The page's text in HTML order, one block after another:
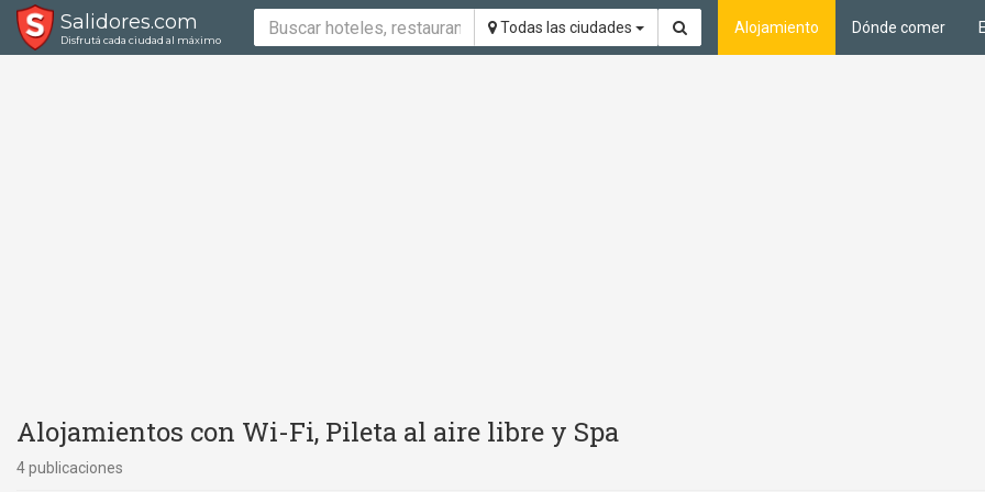
Salidores.com
Disfrutá cada ciudad al máximo
Todas las ciudades Alojamiento Dónde comer
Alojamientos con Wi-Fi, Pileta al aire libre y Spa
4 publicaciones